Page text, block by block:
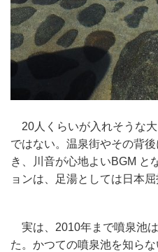
20人くらいが入れそうな
ではない。温泉街やその背
き、川音が心地よいBGM と
ョンは、足湯としては日本屈
実は、2010年まで噴泉池
た。かつての噴泉池を知ら